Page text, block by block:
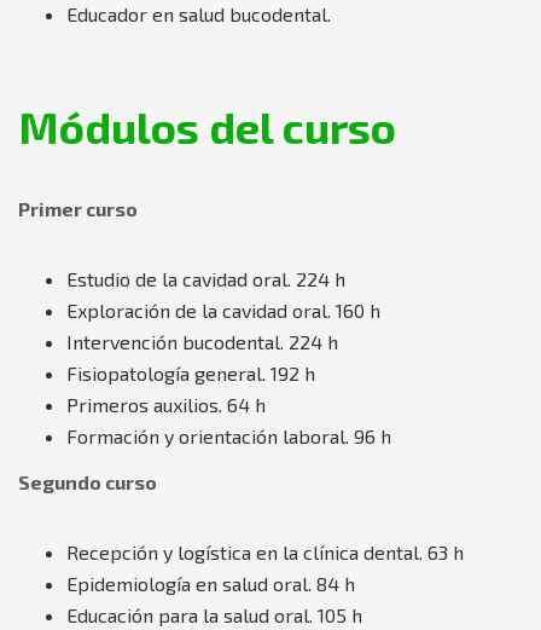
Educador en salud bucodental.
Módulos del curso
Primer curso
Estudio de la cavidad oral. 224 h
Exploración de la cavidad oral. 160 h
Intervención bucodental. 224 h
Fisiopatología general. 192 h
Primeros auxilios. 64 h
Formación y orientación laboral. 96 h
Segundo curso
Recepción y logística en la clínica dental. 63 h
Epidemiología en salud oral. 84 h
Educación para la salud oral. 105 h